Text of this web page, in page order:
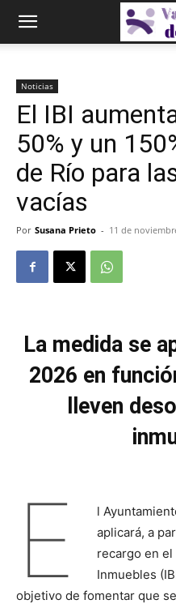
Noticias
El IBI
50% y un
de Río para
vacías
Por Susana Prieto - 11 de
La medida se
2026 en
lleven
E
l
aplicará, a
recargo en
Inmuebles
objetivo de fomentar que